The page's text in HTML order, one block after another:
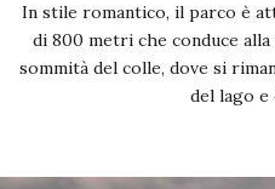
In stile romantico, il parco è
di 800 metri che conduce
sommità del colle, dove si
del lago e